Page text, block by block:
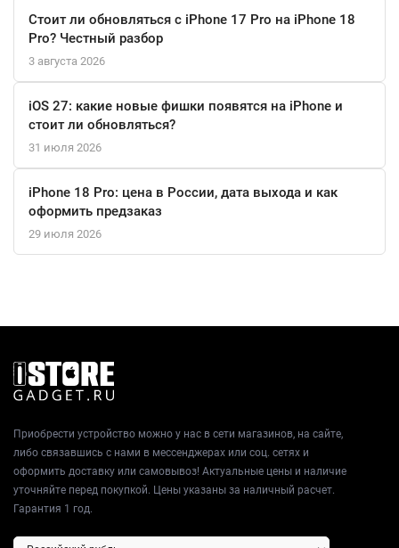
заряда сопряжённого смартфона. При этом время автономной
Стоит ли обновляться с iPhone 17 Pro на iPhone 18
Pro? Честный разбор
3 августа 2026
iOS 27: какие новые фишки появятся на iPhone и
стоит ли обновляться?
31 июля 2026
iPhone 18 Pro: цена в России, дата выхода и как
оформить предзаказ
29 июля 2026
Приобрести устройство можно у нас в сети магазинов, на сайте,
либо связавшись с нами в мессенджерах или соц. сетях и
оформить доставку или самовывоз! Актуальные цены и наличие
уточняйте перед покупкой. Цены указаны за наличный расчет.
Гарантия 1 год.